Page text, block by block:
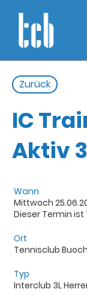
Zurück
IC
Aktiv
Wann
Mittwoch
Dieser Termin ist
Ort
Tennisclub
Typ
Interclub 3L